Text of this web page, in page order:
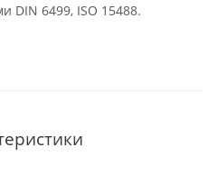
DIN 6499, ISO 15488.